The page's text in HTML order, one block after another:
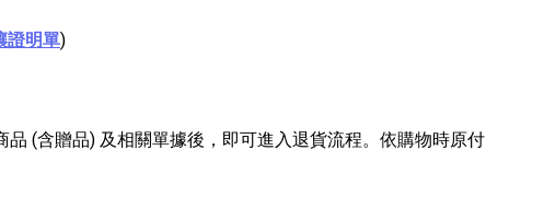
證明單)
(含贈品) 及相關單據後，即可進入退貨流程。依購物時原付